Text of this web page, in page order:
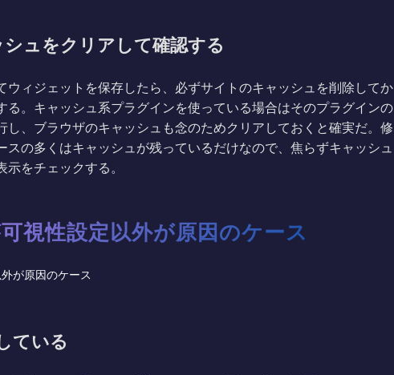
ュをクリアして確認する
ウィジェットを保存したら、必ずサイトのキャッシュを削除してか
る。キャッシュ系プラグインを使っている場合はそのプラグインの
し、ブラウザのキャッシュも念のためクリアしておくと確実だ。修
スの多くはキャッシュが残っているだけなので、焦らずキャッシュ
をチェックする。
視性設定以外が原因のケース
ている